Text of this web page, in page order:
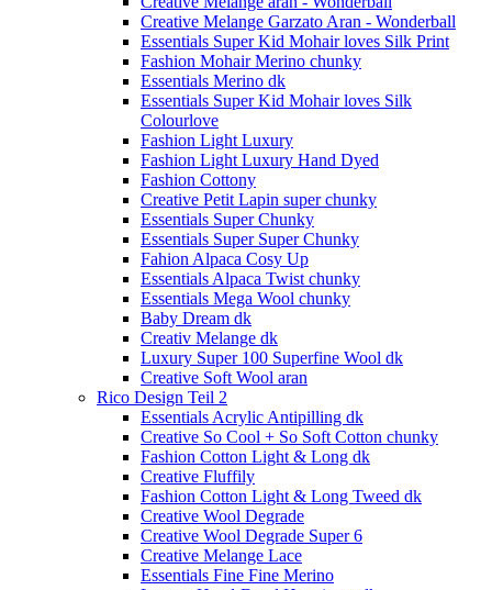
Creative Melange Garzato Aran - Wonderball
Essentials Super Kid Mohair loves Silk Print
Fashion Mohair Merino chunky
Essentials Merino dk
Essentials Super Kid Mohair loves Silk
Colourlove
Fashion Light Luxury
Fashion Light Luxury Hand Dyed
Fashion Cottony
Creative Petit Lapin super chunky
Essentials Super Chunky
Essentials Super Super Chunky
Fahion Alpaca Cosy Up
Essentials Alpaca Twist chunky
Essentials Mega Wool chunky
Baby Dream dk
Creativ Melange dk
Luxury Super 100 Superfine Wool dk
Creative Soft Wool aran
Rico Design Teil 2
Essentials Acrylic Antipilling dk
Creative So Cool + So Soft Cotton chunky
Fashion Cotton Light & Long dk
Creative Fluffily
Fashion Cotton Light & Long Tweed dk
Creative Wool Degrade
Creative Wool Degrade Super 6
Creative Melange Lace
Essentials Fine Fine Merino